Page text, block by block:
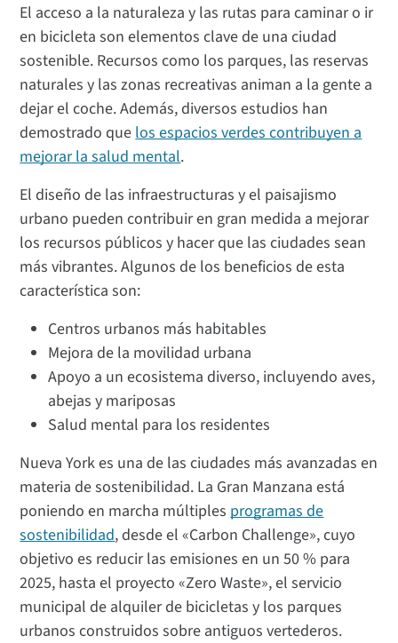
El acceso a la naturaleza y las rutas para caminar o ir
en bicicleta son elementos clave de una ciudad
sostenible. Recursos como los parques, las reservas
naturales y las zonas recreativas animan a la gente a
dejar el coche. Además, diversos estudios han
demostrado que los espacios verdes contribuyen a
mejorar la salud mental.
El diseño de las infraestructuras y el paisajismo
urbano pueden contribuir en gran medida a mejorar
los recursos públicos y hacer que las ciudades sean
más vibrantes. Algunos de los beneficios de esta
característica son:
Centros urbanos más habitables
Mejora de la movilidad urbana
Apoyo a un ecosistema diverso, incluyendo aves,
abejas y mariposas
Salud mental para los residentes
Nueva York es una de las ciudades más avanzadas en
materia de sostenibilidad. La Gran Manzana está
poniendo en marcha múltiples programas de
sostenibilidad, desde el «Carbon Challenge», cuyo
objetivo es reducir las emisiones en un 50 % para
2025, hasta el proyecto «Zero Waste», el servicio
municipal de alquiler de bicicletas y los parques
urbanos construidos sobre antiguos vertederos.